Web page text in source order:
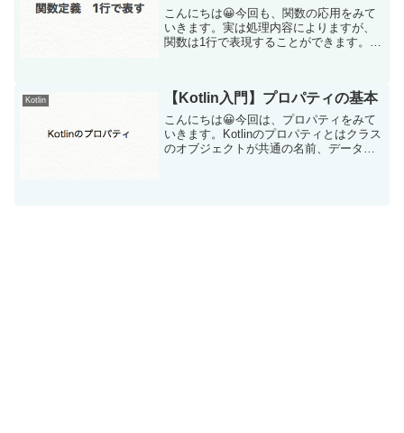
こんにちは😀今回も、関数の応用をみて
いきます。実は処理内容によりますが、
関数は1行で表現することができます。戻
「a+b」をセット...
Kotlin 【Kotlin入門】プロパティの基本
こんにちは😀今回は、プロパティをみて
いきます。Kotlinのプロパティとはクラス
のオブジェクトが共通の名前、データ型